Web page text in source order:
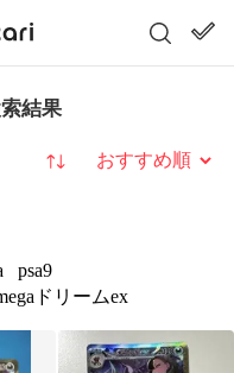
結果
並び替え
psa9
ドリームex